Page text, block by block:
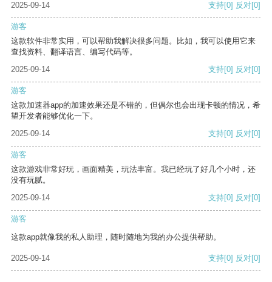
2025-09-14
支持[0] 反对[0]
游客
这款软件非常实用，可以帮助我解决很多问题。比如，我可以使用它来
查找资料、翻译语言、编写代码等。
2025-09-14
支持[0] 反对[0]
游客
这款加速器app的加速效果还是不错的，但偶尔也会出现卡顿的情况，希
望开发者能够优化一下。
2025-09-14
支持[0] 反对[0]
游客
这款游戏非常好玩，画面精美，玩法丰富。我已经玩了好几个小时，还
没有玩腻。
2025-09-14
支持[0] 反对[0]
游客
这款app就像我的私人助理，随时随地为我的办公提供帮助。
2025-09-14 支持[0] 反对[0]